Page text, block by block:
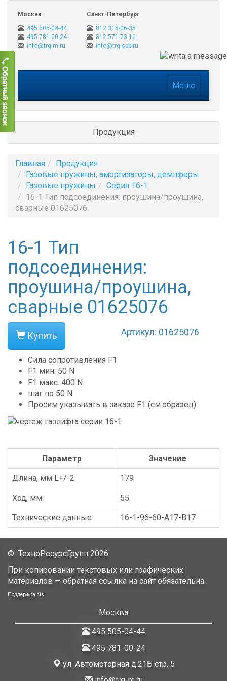
Москва
495 505-04-44
495 781-00-24
info@trg-m.ru
Санкт-Петербург
812 315-06-35
812 571-73-10
info@trg-spb.ru
Меню
Продукция
Главная
Продукция
Газовые пружины, амортизаторы, демпферы
Газовые пружины
Серия 16-1
16-1 Тип подсоединения: проушина/проушина,
сварные 01625076
16-1 Тип
подсоединения:
проушина/проушина,
сварные 01625076
Купить Артикул: 01625076
Сила сопротивления F1
F1 мин. 50 N
F1 макс. 400 N
шаг по 50 N
Просим указывать в заказе F1 (см.образец)
Параметр Значение
Длина, мм L+/-2 179
Ход, мм 55
Технические данные 16-1-96-60-A17-B17
© ТехноРесурсГрупп 2026
При копировании текстовых или графических
материалов — обратная ссылка на сайт обязательна.
Поддержка cts
Москва
495 505-04-44
495 781-00-24
ул. Автомоторная д.21Б стр. 5